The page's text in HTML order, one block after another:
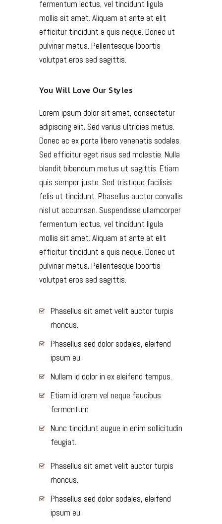
fermentum lectus, vel tincidunt ligula
mollis sit amet. Aliquam at ante at elit
efficitur tincidunt a quis neque. Donec ut
pulvinar metus. Pellentesque lobortis
volutpat eros sed sagittis.
You Will Love Our Styles
Lorem ipsum dolor sit amet, consectetur
adipiscing elit. Sed varius ultricies metus.
Donec ac ex porta libero venenatis sodales.
Sed efficitur eget risus sed molestie. Nulla
blandit bibendum metus ut sagittis. Etiam
quis semper justo. Sed tristique facilisis
felis ut tincidunt. Phasellus auctor convallis
nisl ut accumsan. Suspendisse ullamcorper
fermentum lectus, vel tincidunt ligula
mollis sit amet. Aliquam at ante at elit
efficitur tincidunt a quis neque. Donec ut
pulvinar metus. Pellentesque lobortis
volutpat eros sed sagittis.
Phasellus sit amet velit auctor turpis
rhoncus.
Phasellus sed dolor sodales, eleifend
ipsum eu.
Nullam id dolor in ex eleifend tempus.
Etiam id lorem vel neque faucibus
fermentum.
Nunc tincidunt augue in enim sollicitudin
feugiat.
Phasellus sit amet velit auctor turpis
rhoncus.
Phasellus sed dolor sodales, eleifend
ipsum eu.